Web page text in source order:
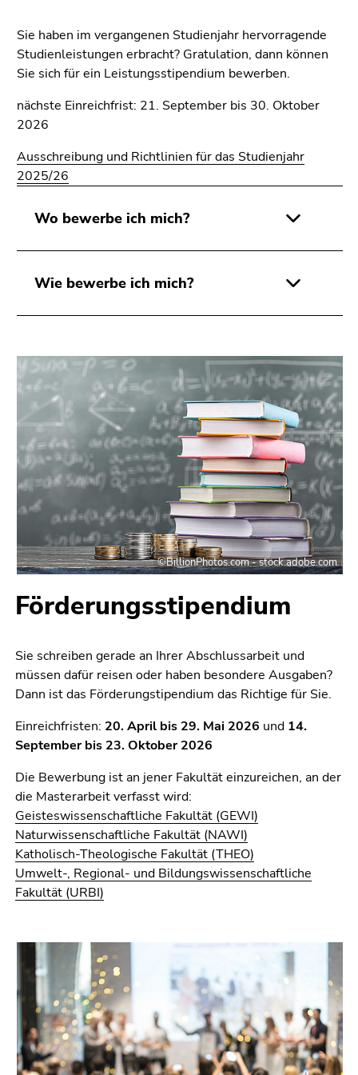
den
Zusatzinformationen
(Zugriffstaste
5)
Zu
Seiteneinstellungen
(Benutzer/Sprache)
8)
Suche
(Zugriffstaste
Sie haben im vergangenen Studienjahr hervorragende
Studienleistungen erbracht? Gratulation, dann können
Sie sich für ein Leistungsstipendium bewerben.
nächste Einreichfrist: 21. September bis 30. Oktober
2026
Ausschreibung und Richtlinien für das Studienjahr
2025/26
Wo bewerbe ich mich?
Wie bewerbe ich mich?
©BillionPhotos.com - stock.adobe.com
Förderungsstipendium
Sie schreiben gerade an Ihrer Abschlussarbeit und
müssen dafür reisen oder haben besondere Ausgaben?
Dann ist das Förderungstipendium das Richtige für Sie.
Einreichfristen: 20. April bis 29. Mai 2026 und 14.
September bis 23. Oktober 2026
Die Bewerbung ist an jener Fakultät einzureichen, an der
die Masterarbeit verfasst wird:
Geisteswissenschaftliche Fakultät (GEWI)
Naturwissenschaftliche Fakultät (NAWI)
Katholisch-Theologische Fakultät (THEO)
Umwelt-, Regional- und Bildungswissenschaftliche
Fakultät (URBI)